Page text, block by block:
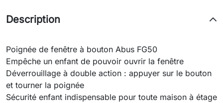
Description
Poignée de fenêtre à bouton Abus FG50
Empêche un enfant de pouvoir ouvrir la fenêtre
Déverrouillage à double action : appuyer sur le bouton
et tourner la poignée
Sécurité enfant indispensable pour toute maison à étage